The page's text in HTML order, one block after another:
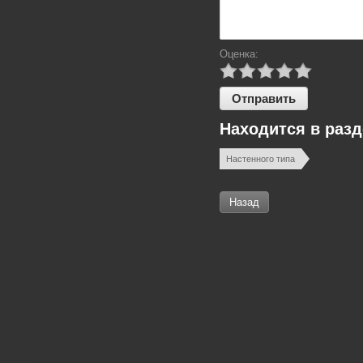
Оценка:
Находится в
Настенного типа
Назад